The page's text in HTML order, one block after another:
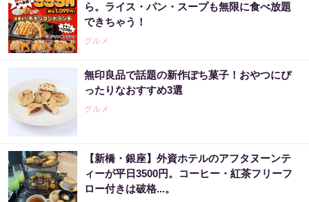
ら。ライス・パン・スープも無限に食べ放題
できちゃう！
グルメ
無印良品で話題の新作ぽち菓子！おやつにぴ
ったりなおすすめ3選
グルメ
【新橋・銀座】外資ホテルのアフタヌーンテ
ィーが平日3500円。コーヒー・紅茶フリーフ
ロー付きは破格...。